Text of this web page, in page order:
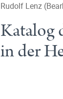
Rudolf Lenz
Katalog
in der